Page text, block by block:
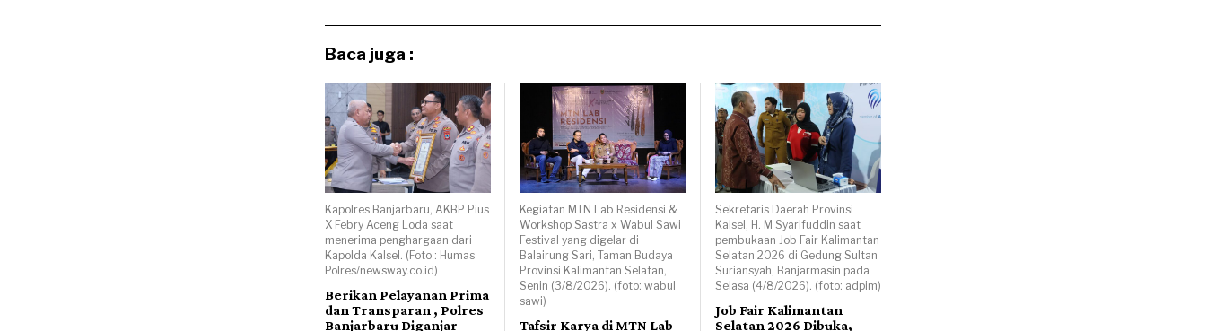
Baca juga :
Kapolres Banjarbaru, AKBP Pius
X Febry Aceng Loda saat
menerima penghargaan dari
Kapolda Kalsel. (Foto : Humas
Polres/newsway.co.id)
Berikan Pelayanan Prima
dan Transparan , Polres
Banjarbaru Diganjar
Kegiatan MTN Lab Residensi &
Workshop Sastra x Wabul Sawi
Festival yang digelar di
Balairung Sari, Taman Budaya
Provinsi Kalimantan Selatan,
Senin (3/8/2026). (foto: wabul
sawi)
Tafsir Karya di MTN Lab
Sekretaris Daerah Provinsi
Kalsel, H. M Syarifuddin saat
pembukaan Job Fair Kalimantan
Selatan 2026 di Gedung Sultan
Suriansyah, Banjarmasin pada
Selasa (4/8/2026). (foto: adpim)
Job Fair Kalimantan
Selatan 2026 Dibuka,